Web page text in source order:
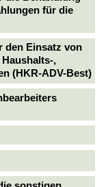
für die
den Einsatz von
,
(HKR-ADV-Best)